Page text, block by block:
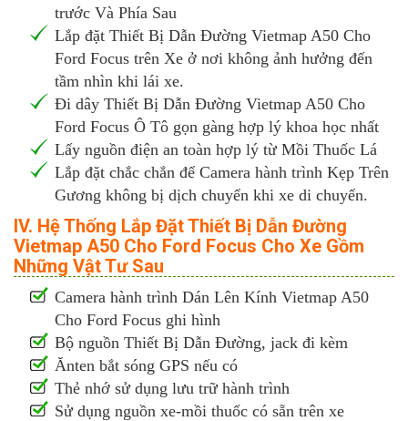
trước Và Phía Sau
Lắp đặt Thiết Bị Dẫn Đường Vietmap A50 Cho
Ford Focus trên Xe ở nơi không ảnh hưởng đến
tầm nhìn khi lái xe.
Đi dây Thiết Bị Dẫn Đường Vietmap A50 Cho
Ford Focus Ô Tô gọn gàng hợp lý khoa học nhất
Lấy nguồn điện an toàn hợp lý từ Mồi Thuốc Lá
Lắp đặt chắc chắn để Camera hành trình Kẹp Trên
Gương không bị dịch chuyển khi xe di chuyển.
IV. Hệ Thống Lắp Đặt Thiết Bị Dẫn Đường
Vietmap A50 Cho Ford Focus Cho Xe Gồm
Những Vật Tư Sau
Camera hành trình Dán Lên Kính Vietmap A50
Cho Ford Focus ghi hình
Bộ nguồn Thiết Bị Dẫn Đường, jack đi kèm
Ănten bắt sóng GPS nếu có
Thẻ nhớ sử dụng lưu trữ hành trình
Sử dụng nguồn xe-mồi thuốc có sẵn trên xe